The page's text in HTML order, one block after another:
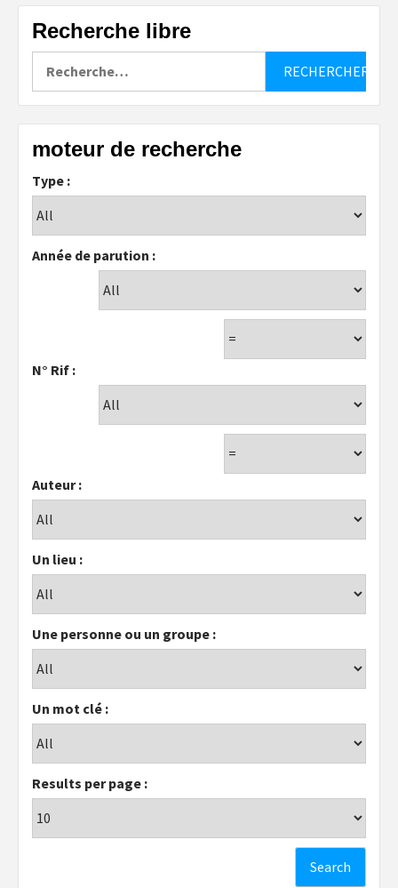
Recherche libre
moteur de recherche
Type :
Année de parution :
N° Rif :
Auteur :
Un lieu :
Une personne ou un groupe :
Un mot clé :
Results per page :